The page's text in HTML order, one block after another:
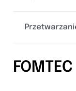
FOMTEC